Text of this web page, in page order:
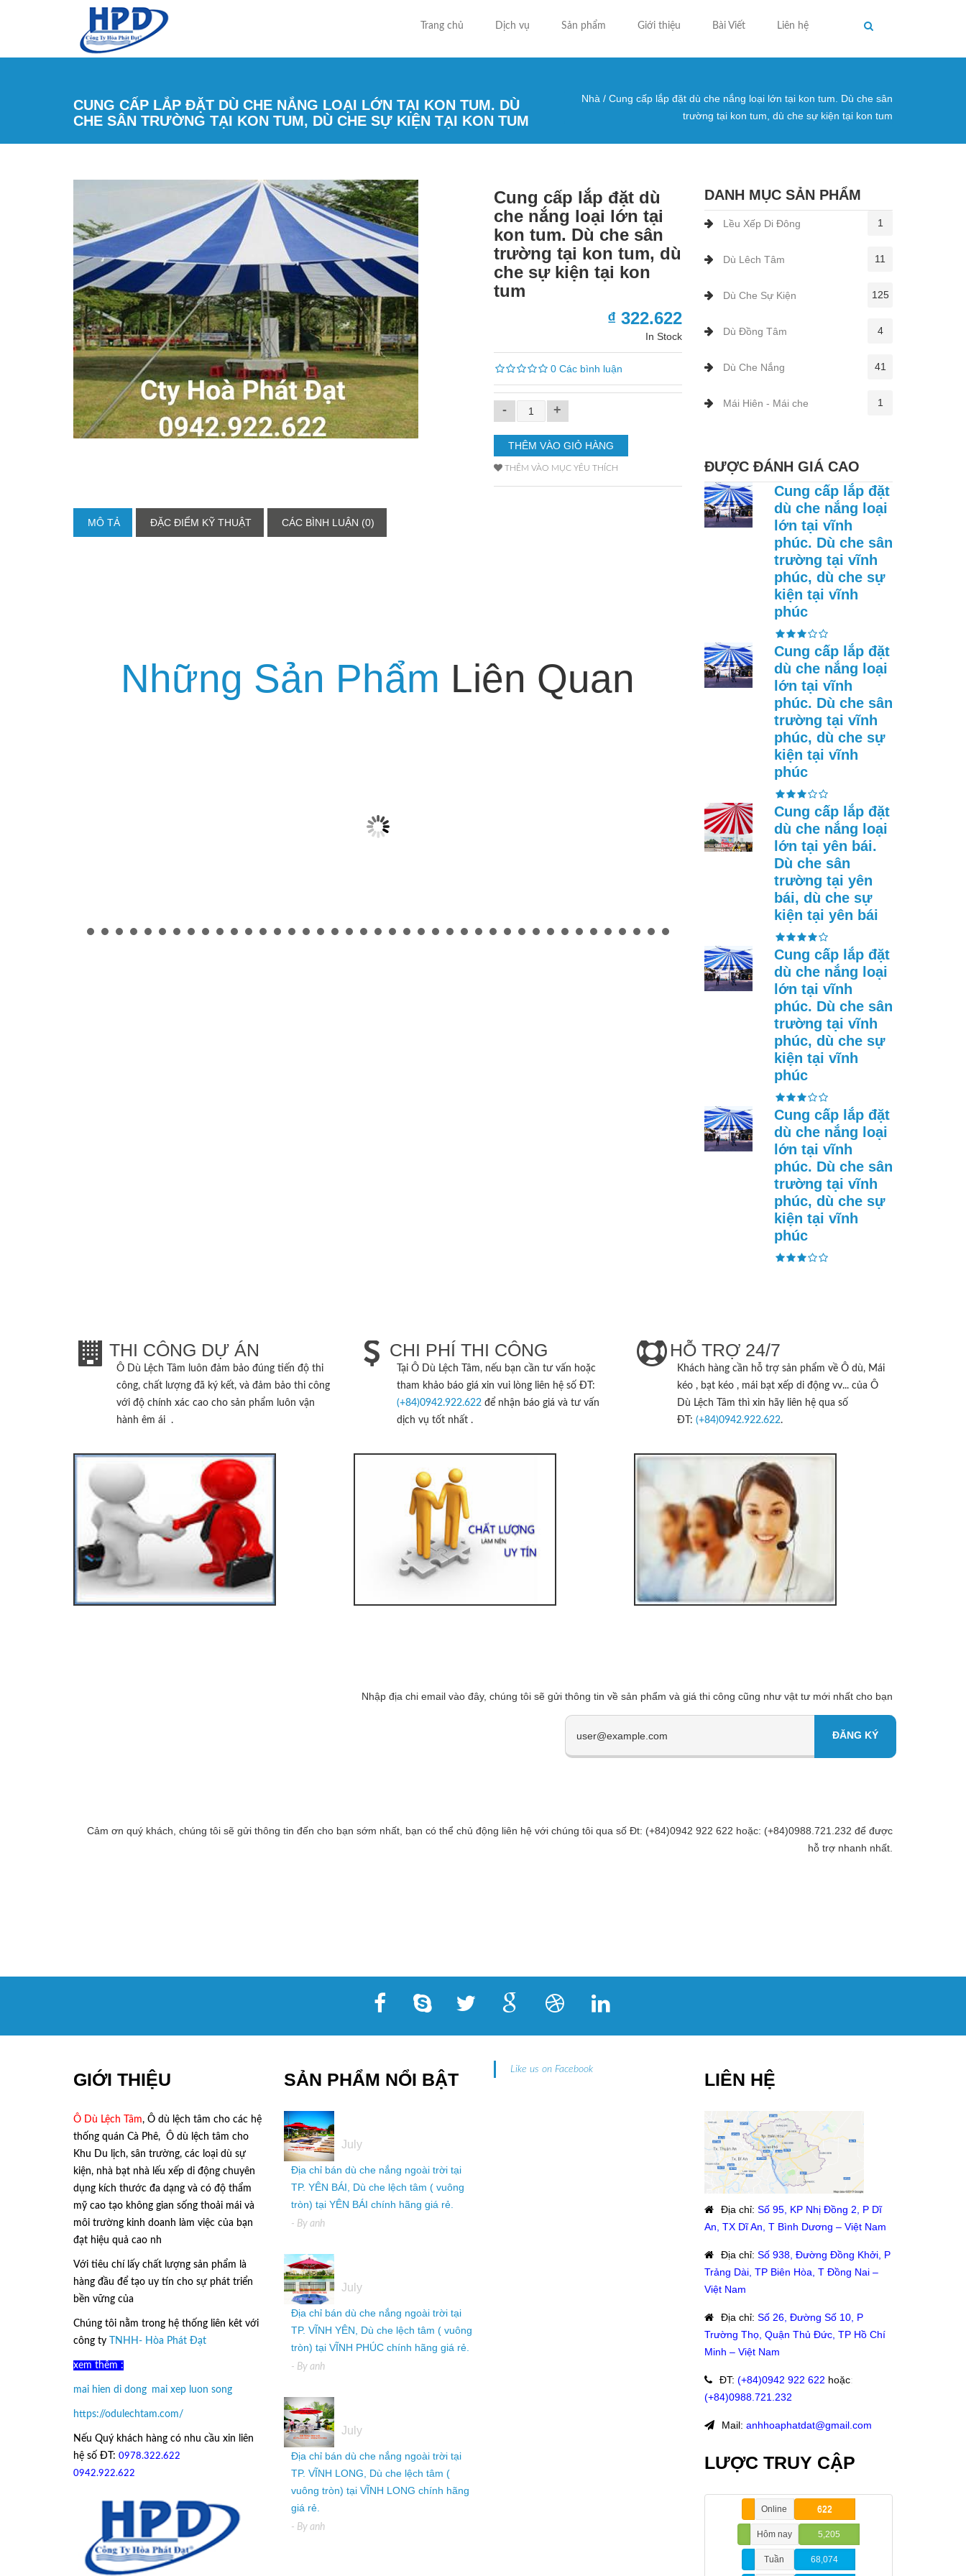
Trang chủ Dịch vụ Sản phẩm Giới thiệu Bài Viết Liên hệ
CUNG CẤP LẮP ĐẶT DÙ CHE NẮNG LOẠI LỚN TẠI KON TUM. DÙ
CHE SÂN TRƯỜNG TẠI KON TUM, DÙ CHE SỰ KIỆN TẠI KON TUM
Bạn đang ở đây
Nhà / Cung cấp lắp đặt dù che nắng loại lớn tại kon tum. Dù che sân
trường tại kon tum, dù che sự kiện tại kon tum
Cung cấp lắp đặt dù
che nắng loại lớn tại
kon tum. Dù che sân
trường tại kon tum, dù
che sự kiện tại kon
tum
₫ 322.622
In Stock
0 Các bình luận
- +
THÊM VÀO MỤC YÊU THÍCH
MÔ TẢ ĐẶC ĐIỂM KỸ THUẬT CÁC BÌNH LUẬN (0)
Những Sản Phẩm Liên Quan
FEATURED
Cung cấp lắp đặt dù che
nắng loại lớn tại vĩnh
long. Dù che sân trường
tại vĩnh long, dù che sự
₫ 322.622
DANH MỤC SẢN PHẨM
Lều Xếp Di Đông 1
Dù Lêch Tâm 11
Dù Che Sự Kiện 125
Dù Đồng Tâm 4
Dù Che Nắng 41
Mái Hiên - Mái che 1
ĐƯỢC ĐÁNH GIÁ CAO
Cung cấp lắp đặt
dù che nắng loại
lớn tại vĩnh
phúc. Dù che sân
trường tại vĩnh
phúc, dù che sự
kiện tại vĩnh
phúc
Cung cấp lắp đặt
dù che nắng loại
lớn tại vĩnh
phúc. Dù che sân
trường tại vĩnh
phúc, dù che sự
kiện tại vĩnh
phúc
Cung cấp lắp đặt
dù che nắng loại
lớn tại yên bái.
Dù che sân
trường tại yên
bái, dù che sự
kiện tại yên bái
Cung cấp lắp đặt
dù che nắng loại
lớn tại vĩnh
phúc. Dù che sân
trường tại vĩnh
phúc, dù che sự
kiện tại vĩnh
phúc
Cung cấp lắp đặt
dù che nắng loại
lớn tại vĩnh
phúc. Dù che sân
trường tại vĩnh
phúc, dù che sự
kiện tại vĩnh
phúc
THI CÔNG DỰ ÁN
Ô Dù Lệch Tâm luôn đảm bảo đúng tiến độ thi
công, chất lượng đã ký kết, và đảm bảo thi công
với độ chính xác cao cho sản phẩm luôn vận
hành êm ái .
CHI PHÍ THI CÔNG
Tại Ô Dù Lệch Tâm, nếu bạn cần tư vấn hoặc
tham khảo báo giá xin vui lòng liên hệ số ĐT:
(+84)0942.922.622 để nhận báo giá và tư vấn
dịch vụ tốt nhất .
HỖ TRỢ 24/7
Khách hàng cần hỗ trợ sản phẩm về Ô dù, Mái
kéo , bạt kéo , mái bạt xếp di động vv... của Ô
Dù Lệch Tâm thì xin hãy liên hệ qua số
ĐT: (+84)0942.922.622.
Nhập địa chi email vào đây, chúng tôi sẽ gửi thông tin về sản phẩm và giá thi công cũng như vật tư mới nhất cho bạn
Cảm ơn quý khách, chúng tôi sẽ gửi thông tin đến cho bạn sớm nhất, bạn có thể chủ động liên hệ với chúng tôi qua số Đt: (+84)0942 922 622 hoặc: (+84)0988.721.232 để được
hỗ trợ nhanh nhất.
GIỚI THIỆU
Ô Dù Lệch Tâm, Ô dù lệch tâm cho các hệ
thống quán Cà Phê, Ô dù lệch tâm cho
Khu Du lịch, sân trường, các loại dù sự
kiện, nhà bạt nhà lếu xếp di động chuyên
dụng kích thước đa dạng và có độ thẩm
mỹ cao tạo không gian sống thoải mái và
môi trường kinh doanh làm việc của bạn
đạt hiệu quả cao nh
Với tiêu chí lấy chất lượng sản phẩm là
hàng đầu để tạo uy tín cho sự phát triển
bền vững của
Chúng tôi nằm trong hệ thống liên kêt với
công ty TNHH- Hòa Phát Đạt
xem thêm :
mai hien di dong mai xep luon song
https://odulechtam.com/
Nếu Quý khách hàng có nhu cầu xin liên
hệ số ĐT: 0978.322.622
0942.922.622
SẢN PHẨM NỔI BẬT
July
Địa chỉ bán dù che nắng ngoài trời tại
TP. YÊN BÁI, Dù che lệch tâm ( vuông
tròn) tại YÊN BÁI chính hãng giá rẻ.
- By anh
July
Địa chỉ bán dù che nắng ngoài trời tại
TP. VĨNH YÊN, Dù che lệch tâm ( vuông
tròn) tại VĨNH PHÚC chính hãng giá rẻ.
- By anh
July
Địa chỉ bán dù che nắng ngoài trời tại
TP. VĨNH LONG, Dù che lệch tâm (
vuông tròn) tại VĨNH LONG chính hãng
giá rẻ.
- By anh
Like us on Facebook LIÊN HỆ
Địa chỉ: Số 95, KP Nhị Đồng 2, P Dĩ
An, TX Dĩ An, T Bình Dương – Việt Nam
Địa chỉ: Số 938, Đường Đồng Khởi, P
Trảng Dài, TP Biên Hòa, T Đồng Nai –
Việt Nam
Địa chỉ: Số 26, Đường Số 10, P
Trường Thọ, Quận Thủ Đức, TP Hồ Chí
Minh – Việt Nam
ĐT: (+84)0942 922 622 hoặc:
(+84)0988.721.232
Mail: anhhoaphatdat@gmail.com
LƯỢC TRUY CẬP
Online 622
Hôm nay 5,205
Tuần 68,074